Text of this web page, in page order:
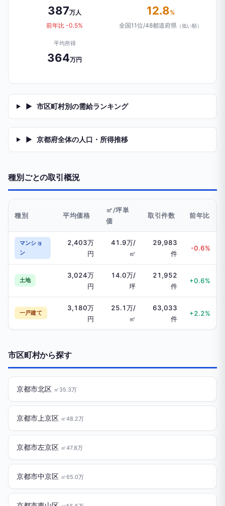
387万人
前年比 -0.5%
12.8%
全国11位/48都道府県 （低い順）
平均所得
364万円
▶ 市区町村別の需給ランキング
▶ 京都府全体の人口・所得推移
種別ごとの取引概況
種別 平均価格
㎡/坪単
価
取引件数 前年比
マンショ
ン
2,403万
円
41.9万/
㎡
29,983
件
-0.6%
土地
3,024万
円
14.0万/
坪
21,952
件
+0.6%
一戸建て
3,180万
円
25.1万/
㎡
63,033
件
+2.2%
市区町村から探す
京都市北区 ㎡35.3万
京都市上京区 ㎡48.2万
京都市左京区 ㎡47.8万
京都市中京区 ㎡65.0万